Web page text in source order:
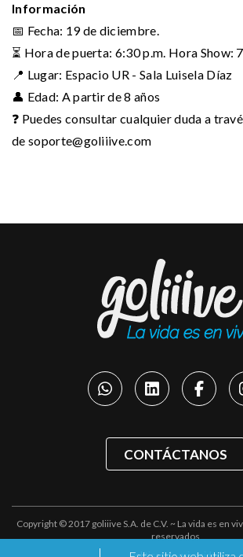
Información
📅 Fecha: 19 de diciembre.
⏳ Hora de puerta: 6:30 p.m. Hora Show:
📍 Lugar: Espacio UR - Sala Luisela Díaz
👤 Edad: A partir de 8 años
❓ Puedes consultar cualquier duda a
de soporte@goliiive.com
CONTÁCTANOS
Copyright © 2017 goliiive S.A. de C.V. ~ La vida es en
reservados